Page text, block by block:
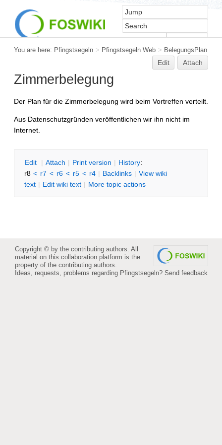
You are here: Pfingstsegeln > Pfingstsegeln Web > BelegungsPlan
Edit Attach
Zimmerbelegung
Der Plan für die Zimmerbelegung wird beim Vortreffen verteilt.
Aus Datenschutzgründen veröffentlichen wir ihn nicht im
Internet.
Edit | Attach | Print version | History:
r8 < r7 < r6 < r5 < r4 | Backlinks | View wiki
text | Edit wiki text | More topic actions
Copyright © by the contributing authors. All
material on this collaboration platform is the
property of the contributing authors.
Ideas, requests, problems regarding Pfingstsegeln? Send feedback